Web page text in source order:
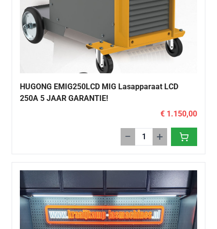
HUGONG EMIG250LCD MIG Lasapparaat LCD
250A 5 JAAR GARANTIE!
€ 1.150,00
− +